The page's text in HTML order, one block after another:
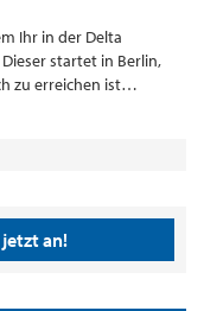
Ihr in der Delta
startet in Berlin,
zu erreichen ist…
an!